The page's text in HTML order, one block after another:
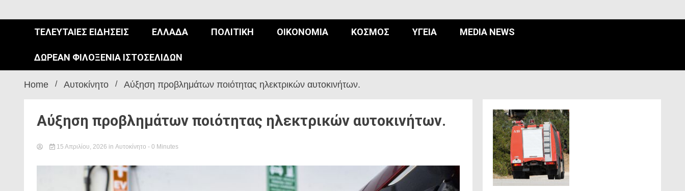
ΤΕΛΕΥΤΑΊΕΣ ΕΙΔΉΣΕΙΣ ΕΛΛΆΔΑ ΠΟΛΙΤΙΚΉ ΟΙΚΟΝΟΜΊΑ ΚΌΣΜΟΣ ΥΓΕΊΑ MEDIA NEWS
ΔΩΡΕΆΝ ΦΙΛΟΞΕΝΊΑ ΙΣΤΟΣΕΛΊΔΩΝ
Home Αυτοκίνητο Αύξηση προβλημάτων ποιότητας ηλεκτρικών αυτοκινήτων.
Αύξηση προβλημάτων ποιότητας ηλεκτρικών αυτοκινήτων.
15 Απριλίου, 2026 in Αυτοκίνητο - 0 Minutes